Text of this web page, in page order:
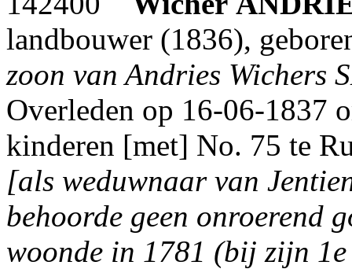
landbouwer (1836),
zoon van Andries Wichers
Overleden op 16-06-1837
kinderen [met] No. 75 te
[als weduwnaar van
behoorde geen onroerend
woonde in 1781 (bij zijn